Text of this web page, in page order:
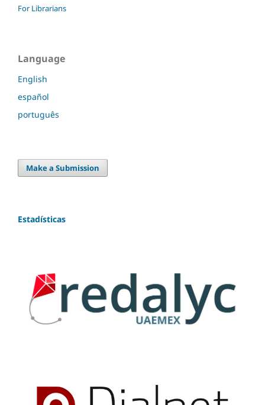
For Librarians
Language
English
español
português
Make a Submission
Estadísticas